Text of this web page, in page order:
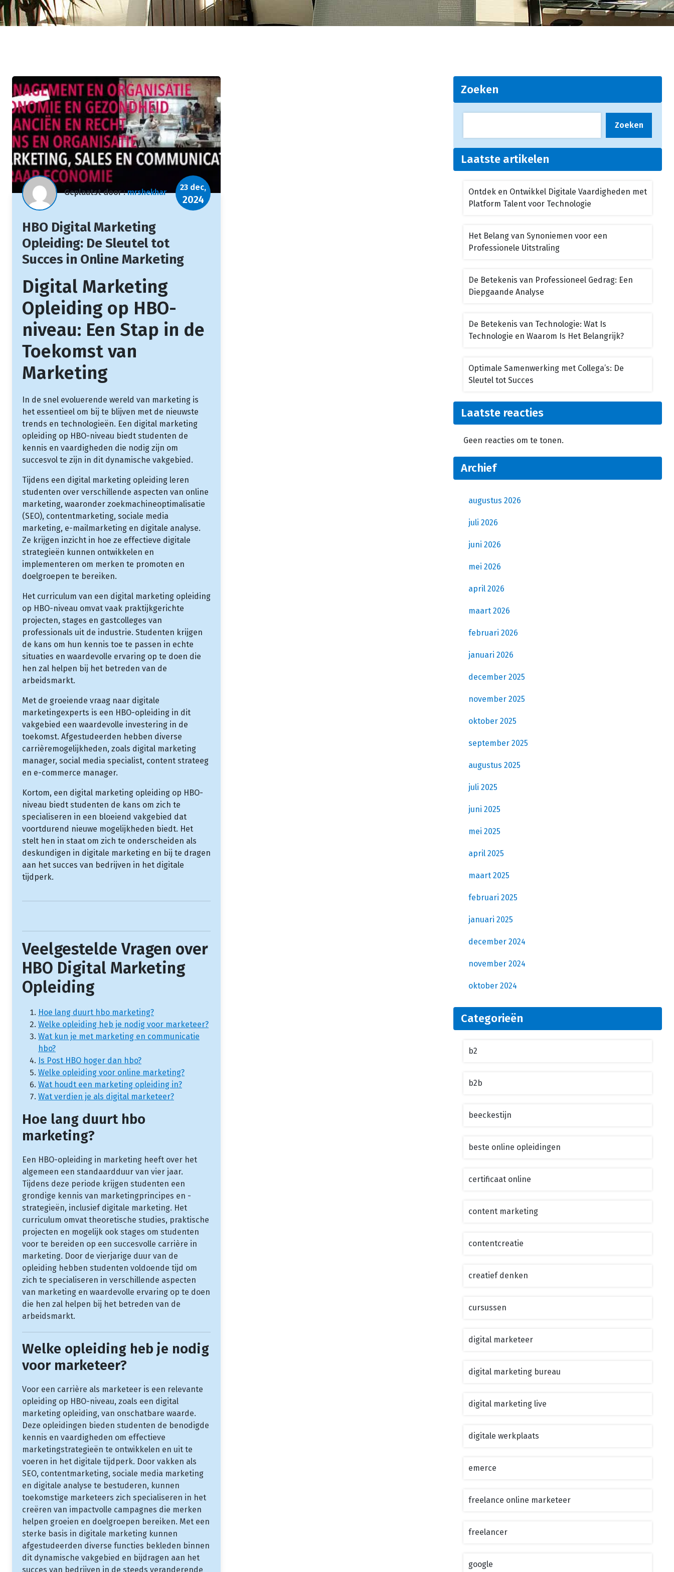
Geplaatst door :mrshekhar
23 dec,
2024
HBO Digital Marketing
Opleiding: De Sleutel tot
Succes in Online Marketing
Digital Marketing
Opleiding op HBO-
niveau: Een Stap in de
Toekomst van
Marketing
In de snel evoluerende wereld van marketing is
het essentieel om bij te blijven met de nieuwste
trends en technologieën. Een digital marketing
opleiding op HBO-niveau biedt studenten de
kennis en vaardigheden die nodig zijn om
succesvol te zijn in dit dynamische vakgebied.
Tijdens een digital marketing opleiding leren
studenten over verschillende aspecten van online
marketing, waaronder zoekmachineoptimalisatie
(SEO), contentmarketing, sociale media
marketing, e-mailmarketing en digitale analyse.
Ze krijgen inzicht in hoe ze effectieve digitale
strategieën kunnen ontwikkelen en
implementeren om merken te promoten en
doelgroepen te bereiken.
Het curriculum van een digital marketing opleiding
op HBO-niveau omvat vaak praktijkgerichte
projecten, stages en gastcolleges van
professionals uit de industrie. Studenten krijgen
de kans om hun kennis toe te passen in echte
situaties en waardevolle ervaring op te doen die
hen zal helpen bij het betreden van de
arbeidsmarkt.
Met de groeiende vraag naar digitale
marketingexperts is een HBO-opleiding in dit
vakgebied een waardevolle investering in de
toekomst. Afgestudeerden hebben diverse
carrièremogelijkheden, zoals digital marketing
manager, social media specialist, content strateeg
en e-commerce manager.
Kortom, een digital marketing opleiding op HBO-
niveau biedt studenten de kans om zich te
specialiseren in een bloeiend vakgebied dat
voortdurend nieuwe mogelijkheden biedt. Het
stelt hen in staat om zich te onderscheiden als
deskundigen in digitale marketing en bij te dragen
aan het succes van bedrijven in het digitale
tijdperk.
Veelgestelde Vragen over
HBO Digital Marketing
Opleiding
Hoe lang duurt hbo marketing?
Welke opleiding heb je nodig voor marketeer?
Wat kun je met marketing en communicatie
hbo?
Is Post HBO hoger dan hbo?
Welke opleiding voor online marketing?
Wat houdt een marketing opleiding in?
Wat verdien je als digital marketeer?
Hoe lang duurt hbo
marketing?
Een HBO-opleiding in marketing heeft over het
algemeen een standaardduur van vier jaar.
Tijdens deze periode krijgen studenten een
grondige kennis van marketingprincipes en -
strategieën, inclusief digitale marketing. Het
curriculum omvat theoretische studies, praktische
projecten en mogelijk ook stages om studenten
voor te bereiden op een succesvolle carrière in
marketing. Door de vierjarige duur van de
opleiding hebben studenten voldoende tijd om
zich te specialiseren in verschillende aspecten
van marketing en waardevolle ervaring op te doen
die hen zal helpen bij het betreden van de
arbeidsmarkt.
Welke opleiding heb je nodig
voor marketeer?
Voor een carrière als marketeer is een relevante
opleiding op HBO-niveau, zoals een digital
marketing opleiding, van onschatbare waarde.
Deze opleidingen bieden studenten de benodigde
kennis en vaardigheden om effectieve
marketingstrategieën te ontwikkelen en uit te
voeren in het digitale tijdperk. Door vakken als
SEO, contentmarketing, sociale media marketing
en digitale analyse te bestuderen, kunnen
toekomstige marketeers zich specialiseren in het
creëren van impactvolle campagnes die merken
helpen groeien en doelgroepen bereiken. Met een
sterke basis in digitale marketing kunnen
afgestudeerden diverse functies bekleden binnen
dit dynamische vakgebied en bijdragen aan het
succes van bedrijven in de steeds veranderende
Zoeken
Zoeken
Laatste artikelen
Ontdek en Ontwikkel Digitale Vaardigheden met
Platform Talent voor Technologie
Het Belang van Synoniemen voor een
Professionele Uitstraling
De Betekenis van Professioneel Gedrag: Een
Diepgaande Analyse
De Betekenis van Technologie: Wat Is
Technologie en Waarom Is Het Belangrijk?
Optimale Samenwerking met Collega’s: De
Sleutel tot Succes
Laatste reacties
Geen reacties om te tonen.
Archief
augustus 2026
juli 2026
juni 2026
mei 2026
april 2026
maart 2026
februari 2026
januari 2026
december 2025
november 2025
oktober 2025
september 2025
augustus 2025
juli 2025
juni 2025
mei 2025
april 2025
maart 2025
februari 2025
januari 2025
december 2024
november 2024
oktober 2024
Categorieën
b2
b2b
beeckestijn
beste online opleidingen
certificaat online
content marketing
contentcreatie
creatief denken
cursussen
digital marketeer
digital marketing bureau
digital marketing live
digitale werkplaats
emerce
freelance online marketeer
freelancer
google